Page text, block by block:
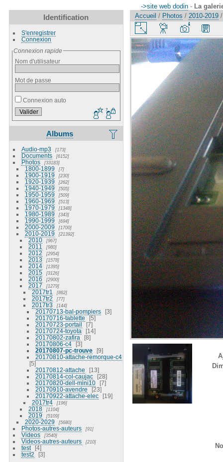
->site web dodin - La
Identification
S'enregistrer
Connexion
Connexion rapide
Nom d'utilisateur
Mot de passe
Connexion auto
Albums
Audio-mp3 173
Documents 6152
Photos 33183
1800-1899 7
1900-1919 230
1920-1939 262
1940-1949 505
1950-1959 509
1960-1969 513
1970-1979 1348
1980-1989 343
1990-1999 694
2000-2009 1700
2010-2019 21392
2010 967
2011 980
2012 2954
2013 1578
2014 1395
2015 3126
2016 2900
2017 1279
2017tr1 862
2017tr2 77
2017tr3 144
20170713-bal-pompiers
3
20170716-tablette
5
20170723-portail
7
20170724-toyota
14
20170802-zafira
8
20170806-c4
3
20170807-pc-trouve
9
20170810-attache-remorque-c4
5
20170812-attache
13
20170814-col-caujac
28
20170820-dell-mini10
7
20170910-avendre
23
20170922-attache-elec
19
2017tr4
196
2018 1104
2019 5109
2020-2029 5680
Photos-autres-auteurs 91
Videos 3540
Videos-autres-auteurs 210
test
4
test2
3
Accueil / Photos / 2010-2019